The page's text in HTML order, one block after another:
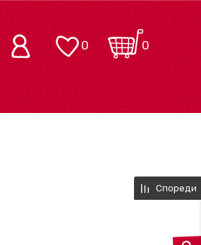
0
0
Спореди